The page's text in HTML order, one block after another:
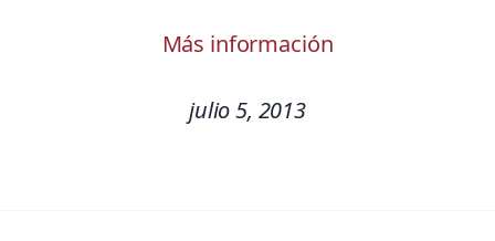
Más información
julio 5, 2013